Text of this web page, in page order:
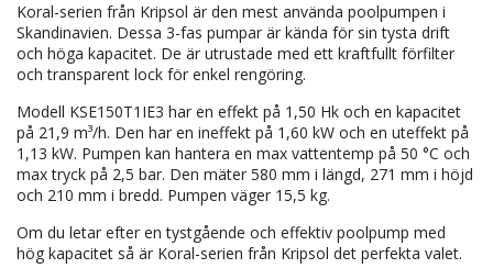
Koral-serien från Kripsol är den mest använda poolpumpen i
Skandinavien. Dessa 3-fas pumpar är kända för sin tysta drift
och höga kapacitet. De är utrustade med ett kraftfullt förfilter
och transparent lock för enkel rengöring.
Modell KSE150T1IE3 har en effekt på 1,50 Hk och en kapacitet
på 21,9 m³/h. Den har en ineffekt på 1,60 kW och en uteffekt på
1,13 kW. Pumpen kan hantera en max vattentemp på 50 °C och
max tryck på 2,5 bar. Den mäter 580 mm i längd, 271 mm i höjd
och 210 mm i bredd. Pumpen väger 15,5 kg.
Om du letar efter en tystgående och effektiv poolpump med
hög kapacitet så är Koral-serien från Kripsol det perfekta valet.